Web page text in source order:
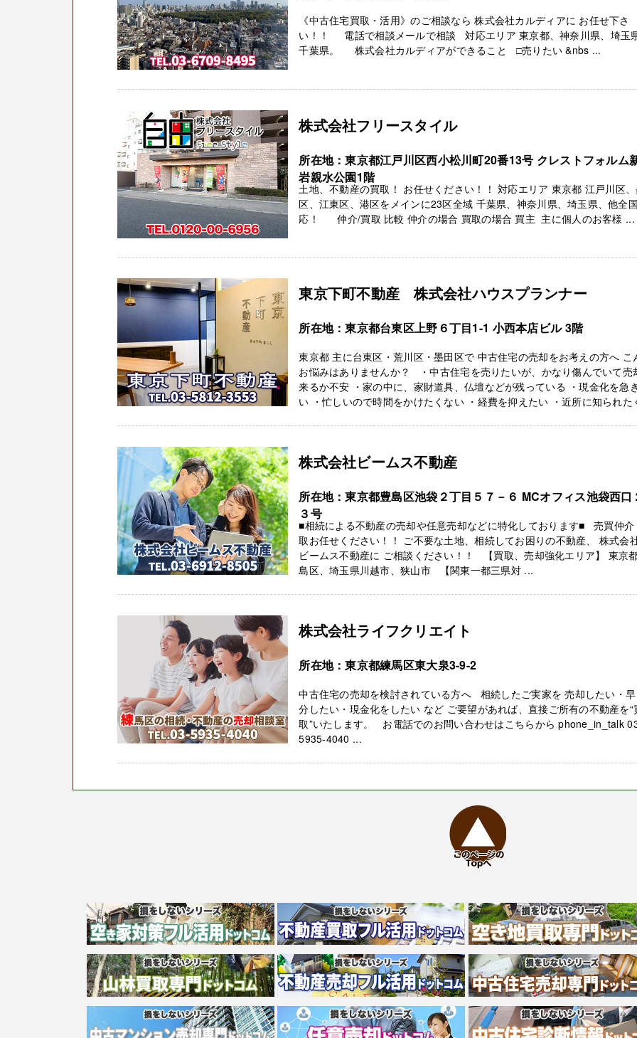
《中古住宅買取・活用》のご相談なら 株式会社カルディアに お任せ下さ
い！！ 電話で相談メールで相談 対応エリア 東京都、神奈川県、埼玉
千葉県。 株式会社カルディアができること □売りたい &nbs ...
株式会社フリースタイル
所在地：東京都江戸川区西小松川町20番13号 クレストフォルム
岩親水公園1階
土地、不動産の買取！ お任せください！！ 対応エリア 東京都 江戸川区
区、江東区、港区をメインに23区全域 千葉県、神奈川県、埼玉県、他全
応！ 仲介/買取 比較 仲介の場合 買取の場合 買主 主に個人のお客様 ...
東京下町不動産 株式会社ハウスプランナー
所在地：東京都台東区上野６丁目1-1 小西本店ビル 3階
東京都 主に台東区・荒川区・墨田区で 中古住宅の売却をお考えの方へ こ
お悩みはありませんか？ ・中古住宅を売りたいが、かなり傷んでいて売
来るか不安 ・家の中に、家財道具、仏壇などが残っている ・現金化を急
い ・忙しいので時間をかけたくない ・経費を抑えたい ・近所に知られた
株式会社ビームス不動産
所在地：東京都豊島区池袋２丁目５７－６ MCオフィス池袋西口
３号
■相続による不動産の売却や任意売却などに特化しております■ 売買仲介
取お任せください！！ ご不要な土地、相続してお困りの不動産、 株式会
ビームス不動産に ご相談ください！！ 【買取、売却強化エリア】 東京
島区、埼玉県川越市、狭山市 【関東一都三県対 ...
株式会社ライフクリエイト
所在地：東京都練馬区東大泉3-9-2
中古住宅の売却を検討されている方へ 相続したご実家を 売却したい・
分したい・現金化をしたい など ご要望があれば、直接ご所有の不動産を“
取”いたします。 お電話でのお問い合わせはこちらから phone_in_talk
5935-4040 ...